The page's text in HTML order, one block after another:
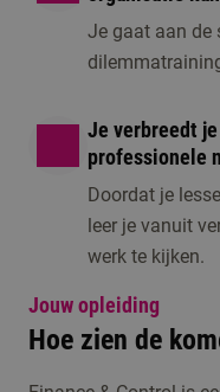
Je gaat aan de
Je verbreedt
professionele
Doordat je
leer je vanuit
werk te kijken.
Jouw opleiding
Hoe zien de